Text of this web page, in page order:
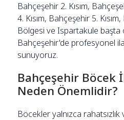
Bahçeşehir 2. Kısım,
4. Kısım, Bahçeşehir 5.
Bölgesi ve Ispartakule başta
Bahçeşehir'de profesyonel
sunuyoruz.
Bahçeşehir Böcek
Neden Önemlidir?
Böcekler yalnızca